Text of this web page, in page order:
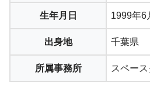
生年月日 1999年6
出身地 千葉県
所属事務所 スペース